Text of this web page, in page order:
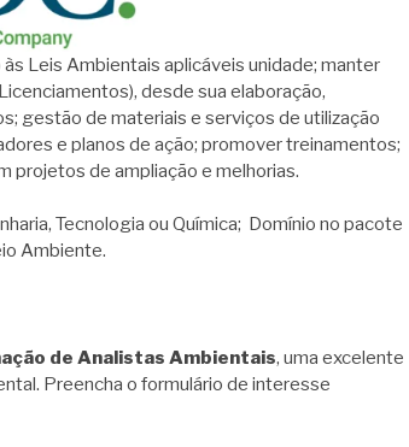
Leis Ambientais aplicáveis unidade; manter
desde sua elaboração,
gestão de materiais e serviços de utilização
e planos de ação; promover treinamentos;
projetos de ampliação e melhorias.
Tecnologia ou Química; Domínio no pacote
Ambiente.
de Analistas Ambientais, uma excelente
Preencha o formulário de interesse